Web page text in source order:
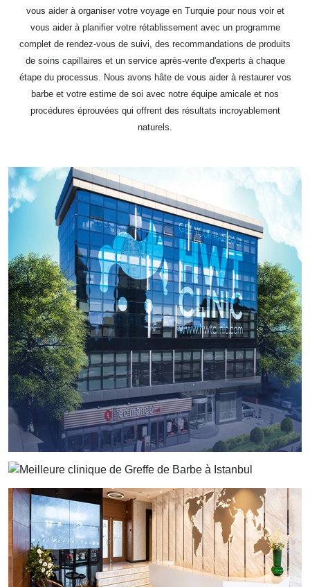
vous aider à organiser votre voyage en Turquie pour nous voir et
vous aider à planifier votre rétablissement avec un programme
complet de rendez-vous de suivi, des recommandations de produits
de soins capillaires et un service après-vente d'experts à chaque
étape du processus. Nous avons hâte de vous aider à restaurer vos
barbe et votre estime de soi avec notre équipe amicale et nos
procédures éprouvées qui offrent des résultats incroyablement
naturels.